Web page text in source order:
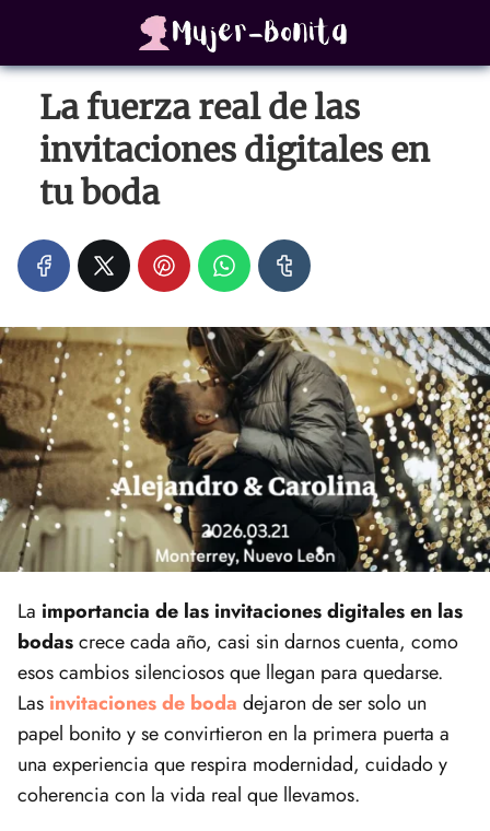
La fuerza real de las
invitaciones digitales en
tu boda
La importancia de las invitaciones digitales en las
bodascrece cada año, casi sin darnos cuenta, como
esos cambios silenciosos que llegan para quedarse.
Las invitaciones de boda dejaron de ser solo un
papel bonito y se convirtieron en la primera puerta a
una experiencia que respira modernidad, cuidado y
coherencia con la vida real que llevamos.